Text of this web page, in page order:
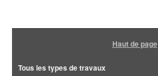
Haut de page
Tous les types de travaux